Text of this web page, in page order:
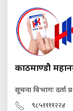
काठमाण्डौ
सूचना विभागः दर्ता
९८५११११२२४